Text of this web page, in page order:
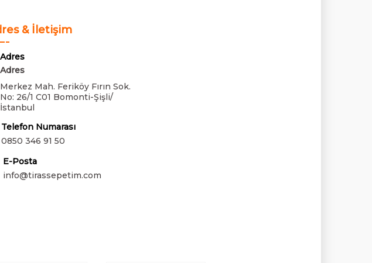
& İletişim
Adres
Adres
Merkez Mah. Feriköy Fırın Sok.
No: 26/1 C01 Bomonti-Şişli/
İstanbul
Telefon Numarası
0850 346 91 50
E-Posta
info@tirassepetim.com